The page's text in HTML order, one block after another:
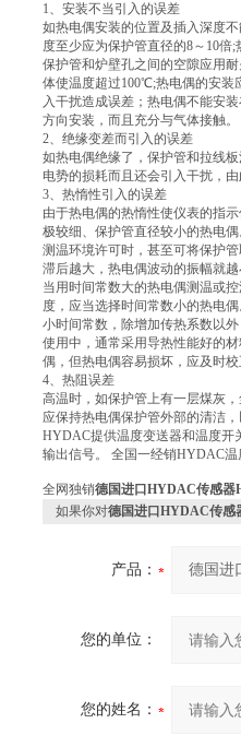
1、安装不当引入的误差
如热电偶安装的位置及插入深度
度至少应为保护管直径的8～10
保护管和炉壁孔之间的空隙应用
体使温度超过100℃;热电偶的安装
入干扰造成误差；热电偶不能安
方向安装，而且充分与气体接触。
2、绝缘变差而引入的误差
如热电偶绝缘了，保护管和拉线
电势的损耗而且还会引入干扰，
3、热惰性引入的误差
由于热电偶的热惰性使仪表的指
极较细、保护管直径较小的热电
测温环境许可时，甚至可将保护
滞后越大，热电偶波动的振幅就
当用时间常数大的热电偶测温或
度，应当选择时间常数小的热电
小时间常数，除增加传热系数以
使用中，通常采用导热性能好的
偶，但热电偶容易损坏，应及时
4、热阻误差
高温时，如保护管上有一层煤灰
应保持热电偶保护管外部的清洁
HYDAC提供温度变送器和温度开
输出信号。 全国一经销HYDAC
全网独销德国进口HYDAC传感器
如果你对德国进口HYDAC传感
产品：
您的单位：
您的姓名：